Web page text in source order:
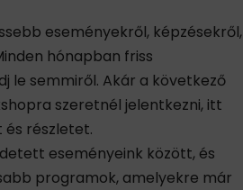
eseményekről, képzésekről,
hónapban friss
le semmiről. Akár a következő
szeretnél jelentkezni, itt
és részletet.
eseményeink között, és
programok, amelyekre már